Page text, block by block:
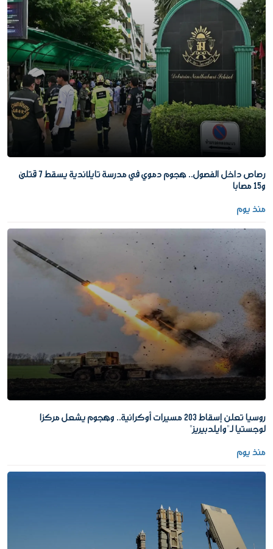
رصاص داخل الفصول.. هجوم دموي في مدرسة تايلاندية يسقط 7 قتلى
و15 مصابا
منذ يوم
روسيا تعلن إسقاط 203 مسيرات أوكرانية.. وهجوم يشعل مركزا
لوجستيا لـ"وايلدبيريز"
منذ يوم